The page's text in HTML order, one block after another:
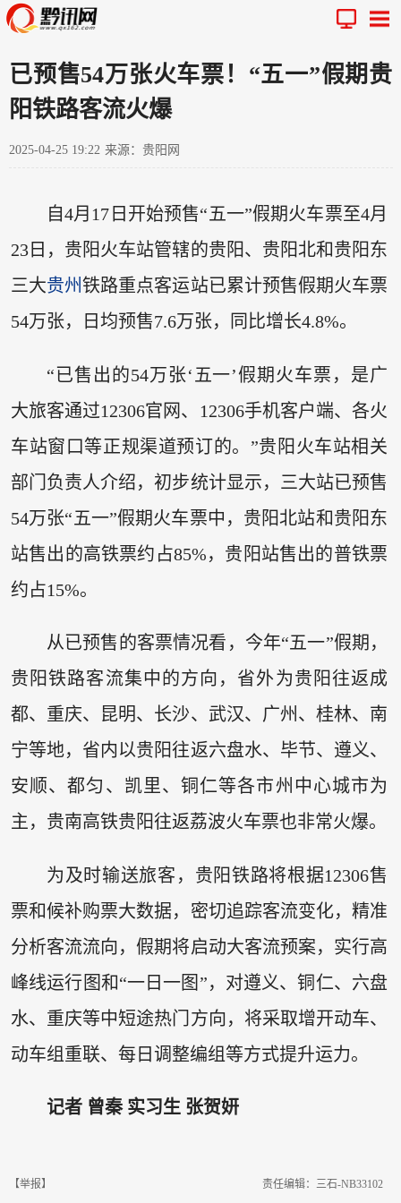
已预售54万张火车票！“五一”假期贵
阳铁路客流火爆
2025-04-25 19:22 来源：贵阳网
自4月17日开始预售“五一”假期火车票至4月
23日，贵阳火车站管辖的贵阳、贵阳北和贵阳东
三大贵州铁路重点客运站已累计预售假期火车票
54万张，日均预售7.6万张，同比增长4.8%。
“已售出的54万张‘五一’假期火车票，是广
大旅客通过12306官网、12306手机客户端、各火
车站窗口等正规渠道预订的。”贵阳火车站相关
部门负责人介绍，初步统计显示，三大站已预售
54万张“五一”假期火车票中，贵阳北站和贵阳东
站售出的高铁票约占85%，贵阳站售出的普铁票
约占15%。
从已预售的客票情况看，今年“五一”假期，
贵阳铁路客流集中的方向，省外为贵阳往返成
都、重庆、昆明、长沙、武汉、广州、桂林、南
宁等地，省内以贵阳往返六盘水、毕节、遵义、
安顺、都匀、凯里、铜仁等各市州中心城市为
主，贵南高铁贵阳往返荔波火车票也非常火爆。
为及时输送旅客，贵阳铁路将根据12306售
票和候补购票大数据，密切追踪客流变化，精准
分析客流流向，假期将启动大客流预案，实行高
峰线运行图和“一日一图”，对遵义、铜仁、六盘
水、重庆等中短途热门方向，将采取增开动车、
动车组重联、每日调整编组等方式提升运力。
记者 曾秦 实习生 张贺妍
【举报】 责任编辑：三石-NB33102